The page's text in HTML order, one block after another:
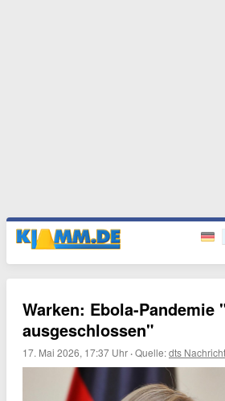
Warken: Ebola-Pandemie
ausgeschlossen"
17. Mai 2026, 17:37 Uhr ·Quelle:dts